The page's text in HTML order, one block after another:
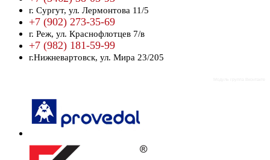
г. Сургут, ул. Лермонтова 11/5
+7 (902) 273-35-69
г. Реж, ул. Краснофлотцев 7/в
+7 (982) 181-59-99
г.Нижневартовск, ул. Мира 23/205